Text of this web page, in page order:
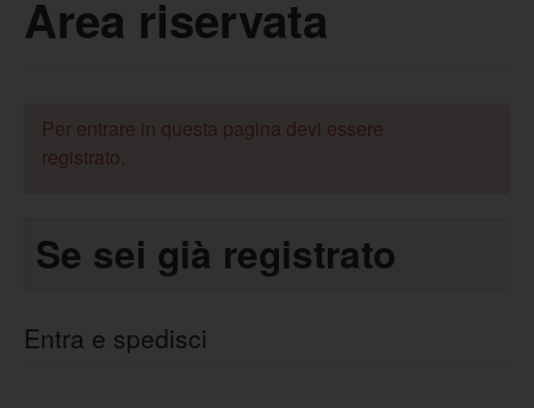
Area riservata
Per entrare in questa pagina devi essere
registrato.
Se sei già registrato
Entra e spedisci